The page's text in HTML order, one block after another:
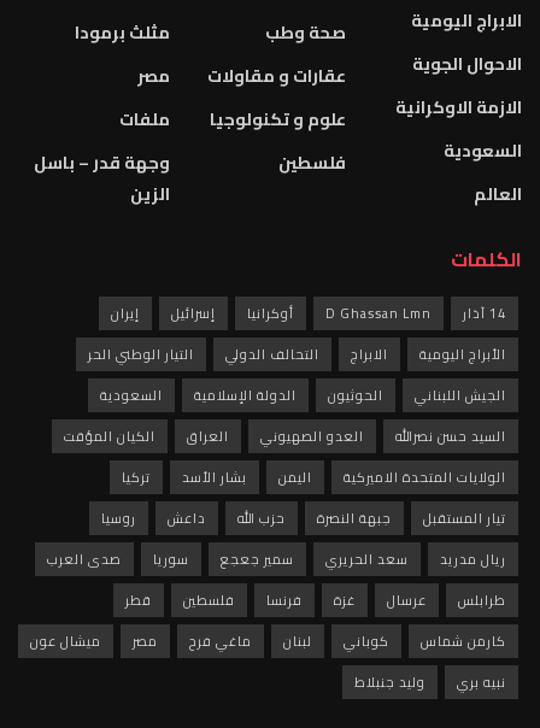
صحة وطب
عقارات و مقاولات
علوم و تكنولوجيا
فلسطين
مثلث برمودا
مصر
ملفات
وجهة قدر – باسل
D أوكرانيا إسرائيل
إيران
التحالف الدولي
التيار الوطني الحر
الحوثيون
الدولة الإسلامية
السعودية
العدو الصهيوني
العراق
الكيان المؤقت
اليمن بشار الأسد
تركيا
النصرة
حزب الله داعش
روسيا
الحريري
سمير جعجع سوريا
صدى العرب
غزة
فرنسا فلسطين
قطر
لبنان ماغي فرح مصر
ميشال عون